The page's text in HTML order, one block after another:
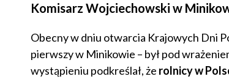
Komisarz Wojciechowski w
Obecny w dniu otwarcia Krajowych Dni
pierwszy w Minikowie – był pod
wystąpieniu podkreślał, że rolnicy w